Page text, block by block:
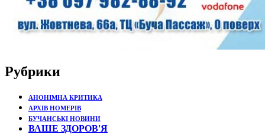
Рубрики
АНОНІМНА КРИТИКА
АРХІВ НОМЕРІВ
БУЧАНСЬКІ НОВИНИ
ВАШЕ ЗДОРОВ'Я